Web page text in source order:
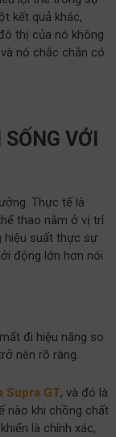
kết quả khác,
thị của nó không
nó chắc chắn có
VỚI
Thực tế là
thao nằm ở vị trí
hiệu suất thực sự
động lớn hơn nói
đi hiệu năng so
nên rõ ràng.
Supra GT, và đó là
nào khi chồng chất
là chính xác,